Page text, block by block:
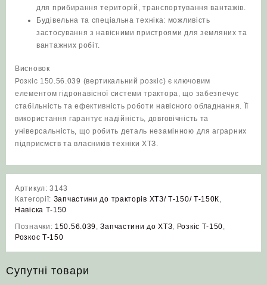
для прибирання територій, транспортування вантажів.
Будівельна та спеціальна техніка: можливість
застосування з навісними пристроями для земляних та
вантажних робіт.
Висновок
Розкіс 150.56.039 (вертикальний розкіс) є ключовим
елементом гідронавісної системи трактора, що забезпечує
стабільність та ефективність роботи навісного обладнання. Її
використання гарантує надійність, довговічність та
універсальність, що робить деталь незамінною для аграрних
підприємств та власників техніки ХТЗ.
Артикул:3143
Категорії: Запчастини до тракторів ХТЗ/ Т-150/ Т-150К,
Навіска Т-150
Позначки: 150.56.039,Запчастини до ХТЗ, Розкіс Т‑150,
Розкос Т-150
Супутні товари